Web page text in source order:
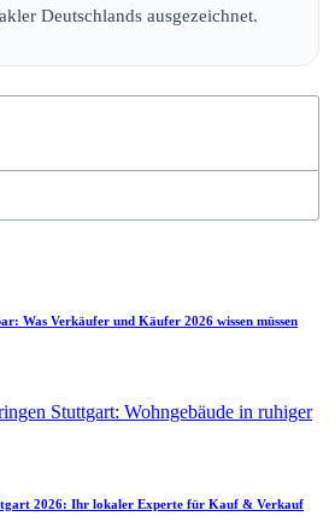
Deutschlands ausgezeichnet.
Was Verkäufer und Käufer 2026 wissen müssen
2026: Ihr lokaler Experte für Kauf & Verkauf